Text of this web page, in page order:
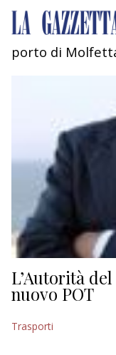
AMBIENTE
INDUSTRIA
RICERCA
ECONOMIA
TURISMO
CULTURA
porto di
L’Autorità
nuovo POT
Trasporti